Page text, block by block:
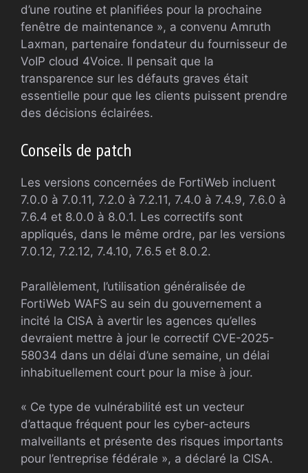
d’une routine et planifiées pour la prochaine
fenêtre de maintenance », a convenu Amruth
Laxman, partenaire fondateur du fournisseur de
VoIP cloud 4Voice. Il pensait que la
transparence sur les défauts graves était
essentielle pour que les clients puissent prendre
des décisions éclairées.
Conseils de patch
Les versions concernées de FortiWeb incluent
7.0.0 à 7.0.11, 7.2.0 à 7.2.11, 7.4.0 à 7.4.9, 7.6.0 à
7.6.4 et 8.0.0 à 8.0.1. Les correctifs sont
appliqués, dans le même ordre, par les versions
7.0.12, 7.2.12, 7.4.10, 7.6.5 et 8.0.2.
Parallèlement, l’utilisation généralisée de
FortiWeb WAFS au sein du gouvernement a
incité la CISA à avertir les agences qu’elles
devraient mettre à jour le correctif CVE-2025-
58034 dans un délai d’une semaine, un délai
inhabituellement court pour la mise à jour.
« Ce type de vulnérabilité est un vecteur
d’attaque fréquent pour les cyber-acteurs
malveillants et présente des risques importants
pour l’entreprise fédérale », a déclaré la CISA.